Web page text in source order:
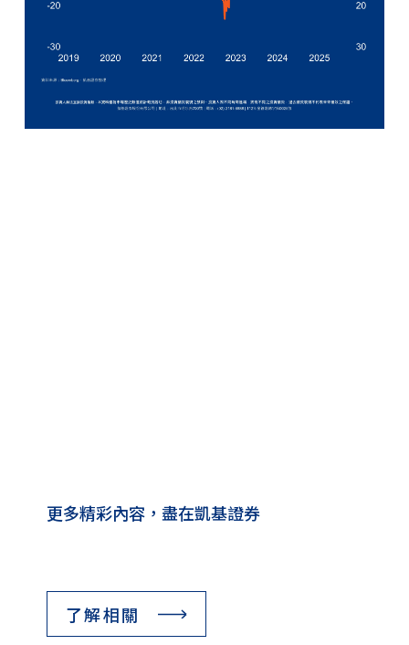
更多精彩內容，盡在凱基證券
了解相關